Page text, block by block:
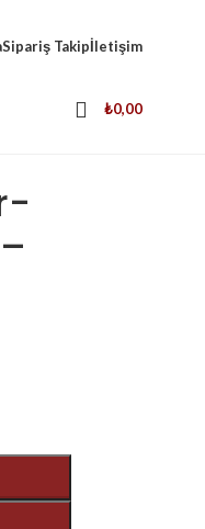
Sipariş Takipİletişim
₺0,00